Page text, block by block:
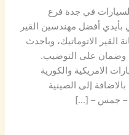
في جدة فرع
بأيدي أفضل مهندسين القير
القير الاتوماتيك، وباحدث
وضمان على التوضيب.
الامريكية والكورية
بالاضافة إلى الصينية
– جمس – […]